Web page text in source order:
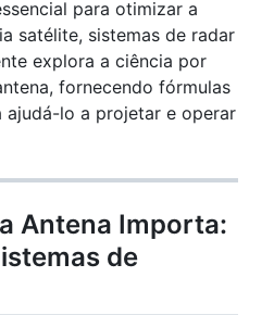
para otimizar a
satélite, sistemas de radar
explora a ciência por
fornecendo fórmulas
ajudá-lo a projetar e operar
Antena Importa:
de